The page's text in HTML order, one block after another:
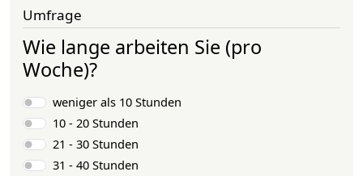
Umfrage
Wie lange arbeiten Sie (pro
Woche)?
Auswahlmöglichkeiten
weniger als 10 Stunden
10 - 20 Stunden
21 - 30 Stunden
31 - 40 Stunden